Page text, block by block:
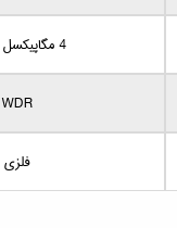
4 مگاپیکسل (MP)
WDR
فلزی